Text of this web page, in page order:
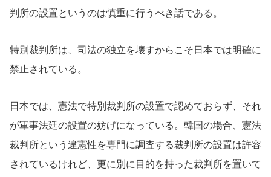
判所の設置というのは慎重に行うべき話である。
特別裁判所は、司法の独立を壊すからこそ日本では明確に
禁止されている。
日本では、憲法で特別裁判所の設置で認めておらず、それ
が軍事法廷の設置の妨げになっている。韓国の場合、憲法
裁判所という違憲性を専門に調査する裁判所の設置は許容
されているけれど、更に別に目的を持った裁判所を置いて